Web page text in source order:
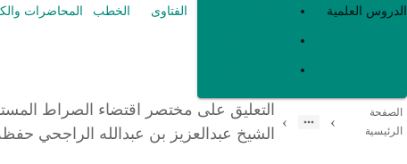
الدروس العلمية الفتاوى الخطب المحاضرات
الصفحة
الرئيسية
›
›
التعليق على مختصر اقتضاء الصراط
الشيخ عبدالعزيز بن عبدالله الراجحي حفظه